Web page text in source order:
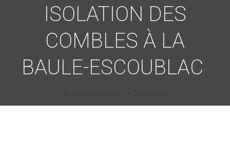
ISOLATION DES
COMBLES À LA
BAULE-ESCOUBLAC